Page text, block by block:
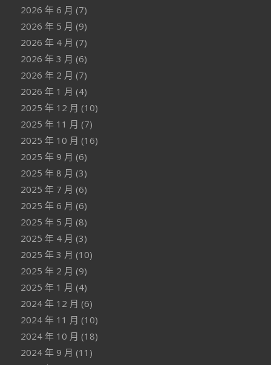
2026 年 6 月 (7)
2026 年 5 月 (9)
2026 年 4 月 (7)
2026 年 3 月 (6)
2026 年 2 月 (7)
2026 年 1 月 (4)
2025 年 12 月 (10)
2025 年 11 月 (7)
2025 年 10 月 (16)
2025 年 9 月 (6)
2025 年 8 月 (3)
2025 年 7 月 (6)
2025 年 6 月 (6)
2025 年 5 月 (8)
2025 年 4 月 (3)
2025 年 3 月 (10)
2025 年 2 月 (9)
2025 年 1 月 (4)
2024 年 12 月 (6)
2024 年 11 月 (10)
2024 年 10 月 (18)
2024 年 9 月 (11)